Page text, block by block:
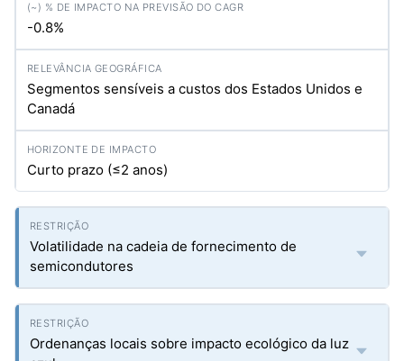
-0.8%
Segmentos sensíveis a custos dos Estados Unidos e
Canadá
Curto prazo (≤2 anos)
Volatilidade na cadeia de fornecimento de
semicondutores
Ordenanças locais sobre impacto ecológico da luz